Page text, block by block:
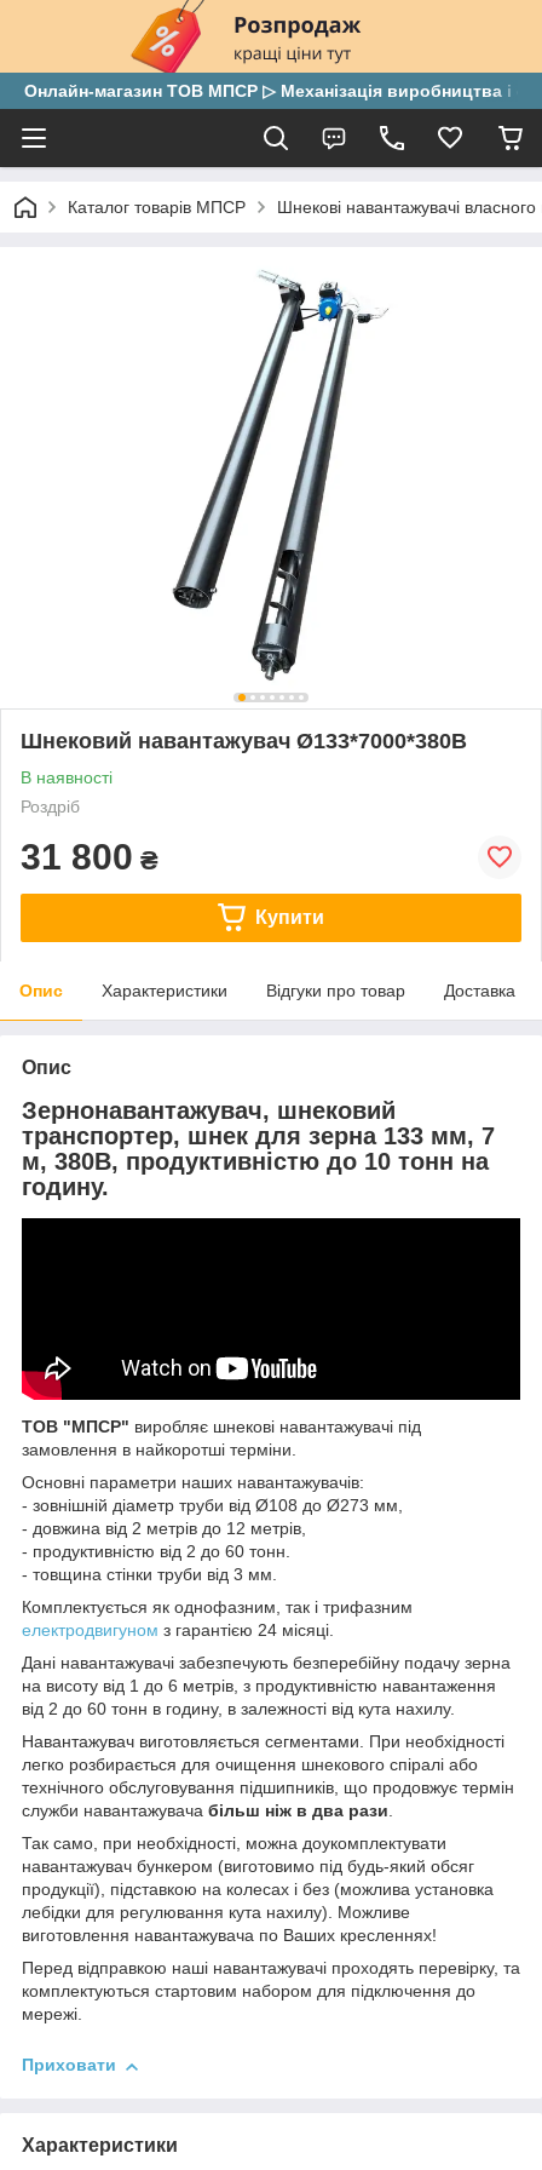
Онлайн-магазин ТОВ МПСР ▷ Механізація виробництва і
Каталог товарів МПСР Шнекові навантажувачі
Шнековий навантажувач Ø133*7000*380В
В наявності
Роздріб
31 800 ₴
Купити
Опис Характеристики Відгуки про товар Доставка
Опис
Зернонавантажувач, шнековий
транспортер, шнек для зерна 133 мм, 7
м, 380В, продуктивністю до 10 тонн на
годину.
ТОВ "МПСР" виробляє шнекові навантажувачі під
замовлення в найкоротші терміни.
Основні параметри наших навантажувачів:
- зовнішній діаметр труби від Ø108 до Ø273 мм,
- довжина від 2 метрів до 12 метрів,
- продуктивністю від 2 до 60 тонн.
- товщина стінки труби від 3 мм.
Комплектується як однофазним, так і трифазним
електродвигуном з гарантією 24 місяці.
Дані навантажувачі забезпечують безперебійну подачу зерна
на висоту від 1 до 6 метрів, з продуктивністю навантаження
від 2 до 60 тонн в годину, в залежності від кута нахилу.
Навантажувач виготовляється сегментами. При необхідності
легко розбирається для очищення шнекового спіралі або
технічного обслуговування підшипників, що продовжує термін
служби навантажувача більш ніж в два рази.
Так само, при необхідності, можна доукомплектувати
навантажувач бункером (виготовимо під будь-який обсяг
продукції), підставкою на колесах і без (можлива установка
лебідки для регулювання кута нахилу). Можливе
виготовлення навантажувача по Ваших кресленнях!
Перед відправкою наші навантажувачі проходять перевірку, та
комплектуються стартовим набором для підключення до
мережі.
Приховати
Характеристики